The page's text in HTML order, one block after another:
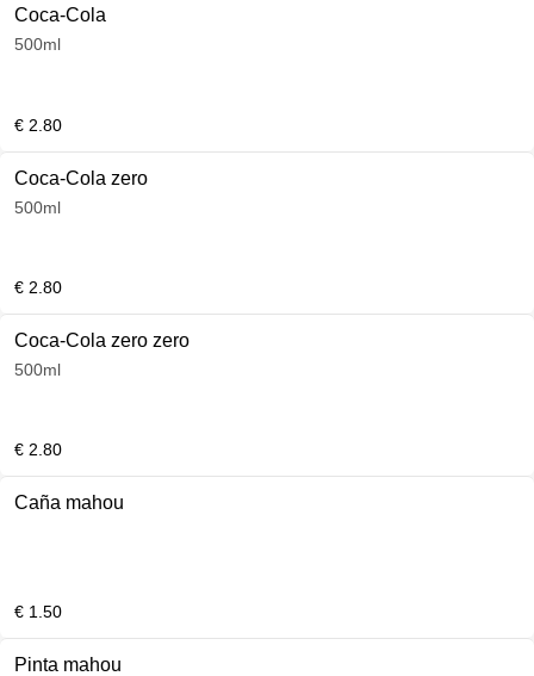
Coca-Cola
500ml
€ 2.80
Coca-Cola zero
500ml
€ 2.80
Coca-Cola zero zero
500ml
€ 2.80
Caña mahou
€ 1.50
Pinta mahou